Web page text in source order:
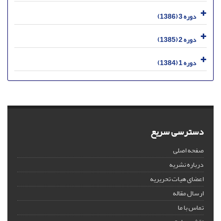
دوره 3 (1386)
دوره 2 (1385)
دوره 1 (1384)
دسترسی سریع
صفحه اصلی
درباره نشریه
اعضای هیات تحریریه
ارسال مقاله
تماس با ما